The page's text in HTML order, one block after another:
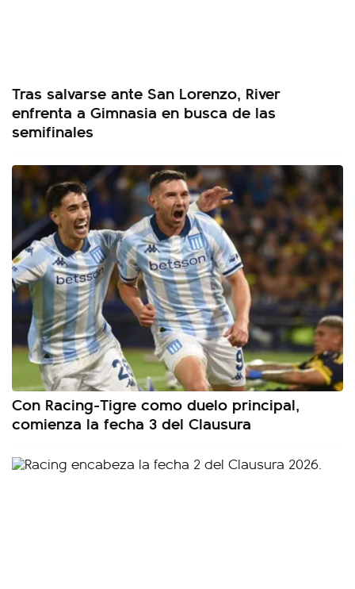
Tras salvarse ante San Lorenzo, River
enfrenta a Gimnasia en busca de las
semifinales
Con Racing-Tigre como duelo principal,
comienza la fecha 3 del Clausura